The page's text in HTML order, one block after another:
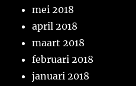
mei 2018
april 2018
maart 2018
februari 2018
januari 2018